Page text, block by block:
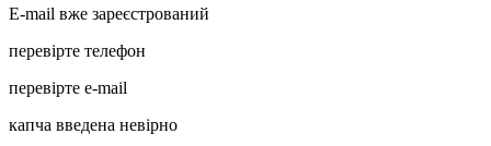
E-mail вже зареєстрований
перевірте телефон
перевірте e-mail
капча введена невірно